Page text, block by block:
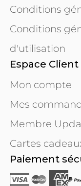
Conditions
Conditions
d'utilisation
Espace Client
Mon compte
Mes
Membre
Cartes
Paiement